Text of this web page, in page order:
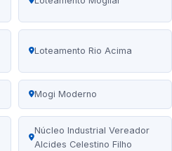
Loteamento Rio Acima
Mogi Moderno
Núcleo Industrial Vereador
Alcides Celestino Filho